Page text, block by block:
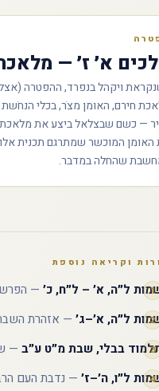
א׳ ז׳ —
ויקהל בנפרד, ההפטרה (אצל
חירם, האומן מצֹר, בכלי
— כשם שבצלאל ביצע את
המוכשר שמתרגם תכנית
שהחלה במדבר.
וקריאה נוספת
ל״ה, א׳ – ל״ח, כ׳ —
ל״ה, א׳–ג׳ — אזהרת
בבלי, שבת מ״ט ע״ב —
ל״ו, ה׳–ז׳ — נדבת העם